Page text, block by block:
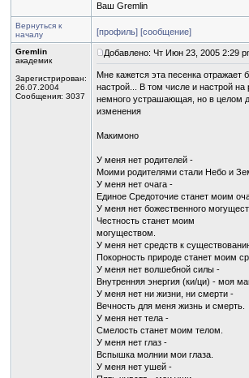
Ваш Gremlin
Вернуться к
началу
[профиль] [сообщение]
Gremlin
академик
Зарегистрирован:
26.07.2004
Сообщения: 3037
Добавлено: Чт Июн 23, 2005 2:29
Мне кажется эта песенка отражает
настрой... В том числе и настрой
немного устрашающая, но в целом
изменения
Макимоно
У меня нет родителей -
Моими родителями стали Небо и
У меня нет очага -
Единое Средоточие станет моим
У меня нет божественного
Честность станет моим
могуществом.
У меня нет средств к
Покорность природе станет моим
У меня нет волшебной силы -
Внутренняя энергия (ки/ци) - моя
У меня нет ни жизни, ни смерти -
Вечность для меня жизнь и смерть.
У меня нет тела -
Смелость станет моим телом.
У меня нет глаз -
Вспышка молнии мои глаза.
У меня нет ушей -